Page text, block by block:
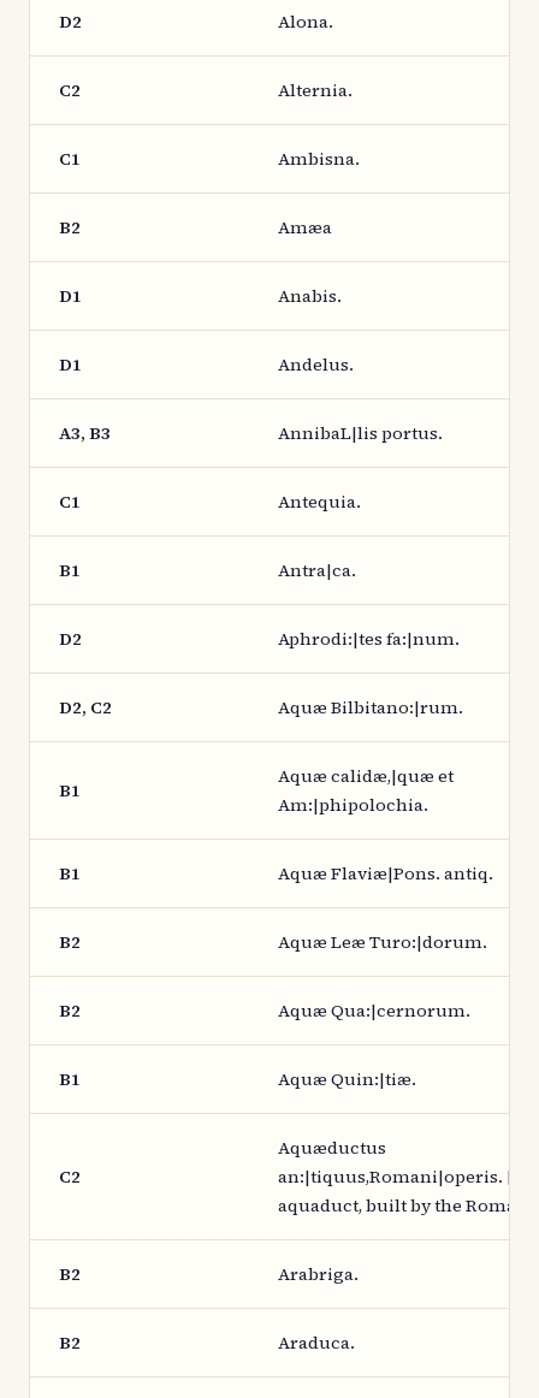
D2 Alona.
C2 Alternia.
C1 Ambisna.
B2 Amæa
D1 Anabis.
D1 Andelus.
A3, B3 AnnibaL|lis portus.
C1 Antequia.
B1 Antra|ca.
D2 Aphrodi:|tes fa:|num.
D2, C2 Aquæ Bilbitano:|rum.
B1
Aquæ calidæ,|quæ et
Am:|phipolochia.
B1 Aquæ Flaviæ|Pons. antiq.
B2 Aquæ Leæ Turo:|dorum.
B2 Aquæ Qua:|cernorum.
B1 Aquæ Quin:|tiæ.
C2
Aquæductus
an:|tiquus,Romani|operis.
aquaduct, built by the
B2 Arabriga.
B2 Araduca.